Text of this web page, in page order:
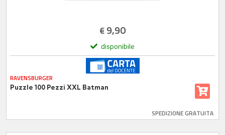
€9,90
disponibile
RAVENSBURGER
Puzzle 100 Pezzi XXL Batman
SPEDIZIONE GRATUITA